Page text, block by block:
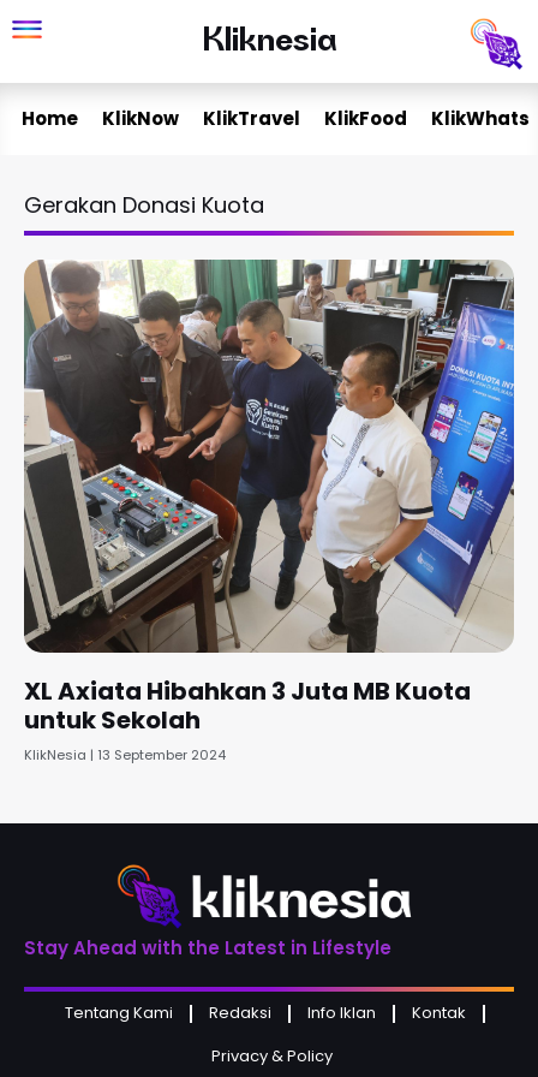
to
Kliknesia
Kliknesia
Home KlikNow KlikTravel KlikFood KlikWhats
Gerakan Donasi Kuota
XL Axiata Hibahkan 3 Juta MB Kuota
untuk Sekolah
KlikNesia 13 September 2024
Stay Ahead with the Latest in Lifestyle
Tentang Kami Redaksi Info Iklan
Kontak
Privacy & Policy